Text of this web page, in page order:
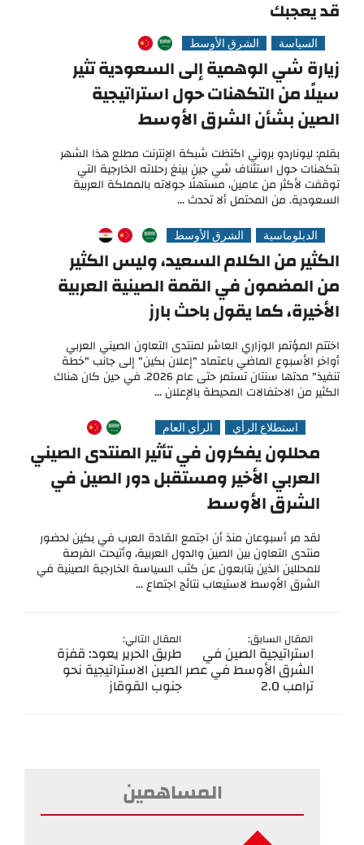
قد يعجبك
السياسة الشرق الأوسط
زيارة شي الوهمية إلى السعودية تثير
سيلًا من التكهنات حول استراتيجية
الصين بشأن الشرق الأوسط
بقلم: ليوناردو بروني اكتظت شبكة الإنترنت مطلع هذا الشهر
بتكهنات حول استئناف شي جين بينغ رحلاته الخارجية التي
توقفت لأكثر من عامين، مستهلًا جولاته بالمملكة العربية
السعودية. من المحتمل ألا تحدث ...
الدبلوماسية الشرق الأوسط
الكثير من الكلام السعيد، وليس الكثير
من المضمون في القمة الصينية العربية
الأخيرة، كما يقول باحث بارز
اختتم المؤتمر الوزاري العاشر لمنتدى التعاون الصيني العربي
أواخر الأسبوع الماضي باعتماد "إعلان بكين" إلى جانب "خطة
تنفيذ" مدتها سنتان تستمر حتى عام 2026. في حين كان هناك
الكثير من الاحتفالات المحيطة بالإعلان ...
استطلاع الرأي الرأي العام
محللون يفكرون في تأثير المنتدى الصيني
العربي الأخير ومستقبل دور الصين في
الشرق الأوسط
لقد مر أسبوعان منذ أن اجتمع القادة العرب في بكين لحضور
منتدى التعاون بين الصين والدول العربية، وأتيحت الفرصة
للمحللين الذين يتابعون عن كثب السياسة الخارجية الصينية في
الشرق الأوسط لاستيعاب نتائج اجتماع ...
المقال السابق:
استراتيجية الصين في
الشرق الأوسط في عصر
ترامب 2.0
المقال التالي:
طريق الحرير يعود: قفزة
الصين الاستراتيجية نحو
جنوب القوقاز
المساهمين